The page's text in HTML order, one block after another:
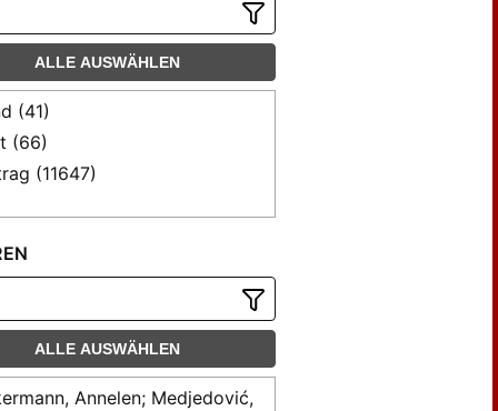
ALLE AUSWÄHLEN
(41)
(66)
(11647)
ALLE AUSWÄHLEN
Annelen; Medjedović,